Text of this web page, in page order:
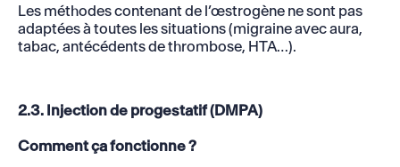
Les méthodes contenant de l’œstrogène ne sont pas
adaptées à toutes les situations (migraine avec aura,
tabac, antécédents de thrombose, HTA…).
2.3. Injection de progestatif (DMPA)
Comment ça fonctionne ?